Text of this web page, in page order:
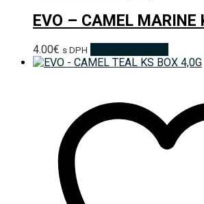
EVO – CAMEL MARINE
4.00€ s DPH